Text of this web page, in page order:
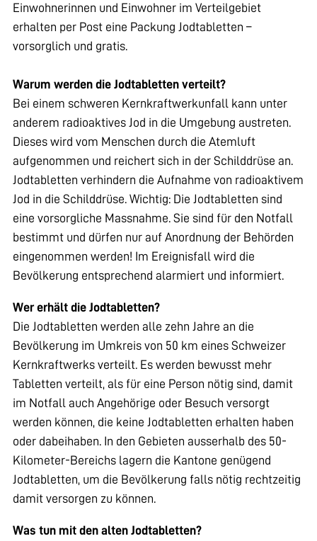
Einwohnerinnen und Einwohner im Verteilgebiet
erhalten per Post eine Packung Jodtabletten –
vorsorglich und gratis.
Warum werden die Jodtabletten verteilt?
Bei einem schweren Kernkraftwerkunfall kann unter
anderem radioaktives Jod in die Umgebung austreten.
Dieses wird vom Menschen durch die Atemluft
aufgenommen und reichert sich in der Schilddrüse an.
Jodtabletten verhindern die Aufnahme von radioaktivem
Jod in die Schilddrüse. Wichtig: Die Jodtabletten sind
eine vorsorgliche Massnahme. Sie sind für den Notfall
bestimmt und dürfen nur auf Anordnung der Behörden
eingenommen werden! Im Ereignisfall wird die
Bevölkerung entsprechend alarmiert und informiert.
Wer erhält die Jodtabletten?
Die Jodtabletten werden alle zehn Jahre an die
Bevölkerung im Umkreis von 50 km eines Schweizer
Kernkraftwerks verteilt. Es werden bewusst mehr
Tabletten verteilt, als für eine Person nötig sind, damit
im Notfall auch Angehörige oder Besuch versorgt
werden können, die keine Jodtabletten erhalten haben
oder dabeihaben. In den Gebieten ausserhalb des 50-
Kilometer-Bereichs lagern die Kantone genügend
Jodtabletten, um die Bevölkerung falls nötig rechtzeitig
damit versorgen zu können.
Was tun mit den alten Jodtabletten?